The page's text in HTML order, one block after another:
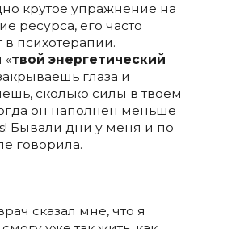
крутое упражнение на
ресурса, его часто
психотерапии.
«твой энергетический
глаза и
сколько силы в твоем
он наполнен меньше
Бывали дни у меня и по
говорила.
сказал мне, что я